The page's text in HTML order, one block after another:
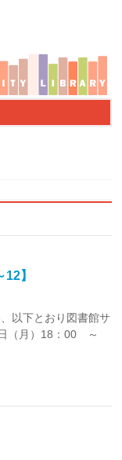
】
以下とおり図書館サ
（月）18：00 ～